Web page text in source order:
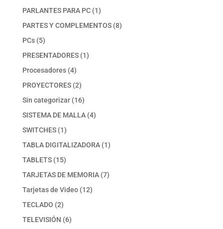
productos
PARLANTES PARA PC 11
producto
PARTES Y COMPLEMENTOS 88
PCs 55
productos
PRESENTADORES 11
Procesadores 44
productos
PROYECTORES 22
productos
Sin categorizar 1616
productos
SISTEMA DE MALLA 44
SWITCHES 11
producto
TABLA DIGITALIZADORA 11
TABLETS 1515
productos
TARJETAS DE MEMORIA 77
Tarjetas de Video 1212
TECLADO 22
productos
TELEVISIÓN 66